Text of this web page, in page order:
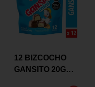
12 BIZCOCHO
GANSITO 20G